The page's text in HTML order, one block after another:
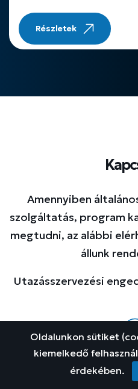
Részletek
Amennyiben
szolgáltatás, program
megtudni, az alábbi
állunk
Utazásszervezési
Oldalunkon sütiket
kiemelkedő
érdekében.